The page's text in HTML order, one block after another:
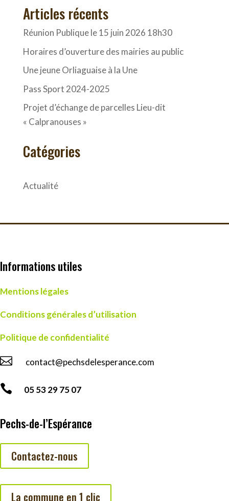
Articles récents
Réunion Publique le 15 juin 2026 18h30
Horaires d’ouverture des mairies au public
Une jeune Orliaguaise à la Une
Pass Sport 2024-2025
Projet d’échange de parcelles Lieu-dit
« Calpranouses »
Catégories
Actualité
Informations utiles
Mentions légales
Conditions générales d’utilisation
Politique de confidentialité
 contact@pechsdelesperance.com
 05 53 29 75 07
Pechs-de-l’Espérance
Contactez-nous
La commune en 1 clic